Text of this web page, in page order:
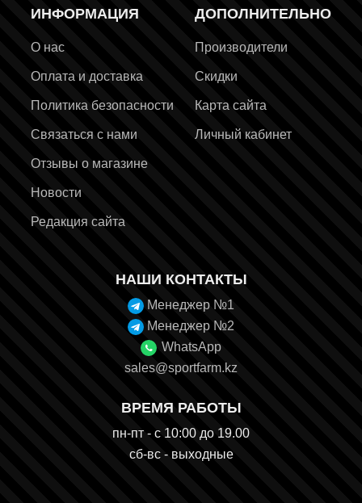
ИНФОРМАЦИЯ
О нас
Оплата и доставка
Политика безопасности
Связаться с нами
Отзывы о магазине
Новости
Редакция сайта
ДОПОЛНИТЕЛЬНО
Производители
Скидки
Карта сайта
Личный кабинет
НАШИ КОНТАКТЫ
Менеджер №1
Менеджер №2
WhatsApp
sales@sportfarm.kz
ВРЕМЯ РАБОТЫ
пн-пт - с 10:00 до 19.00
сб-вс - выходные